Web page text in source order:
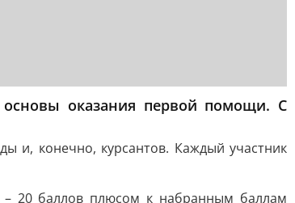
основы оказания первой помощи. С
и, конечно, курсантов. Каждый участник
– 20 баллов плюсом к набранным баллам